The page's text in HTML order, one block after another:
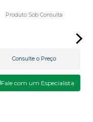
Produto Sob Consulta
Consulte o Preço
Fale com um Especialista